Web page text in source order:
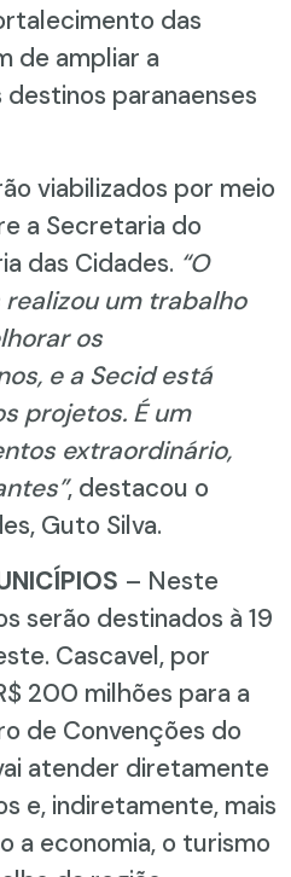
das
de ampliar a
paranaenses
viabilizados por meio
a Secretaria do
das Cidades. “O
um trabalho
os
e a Secid está
projetos. É um
extraordinário,
, destacou o
Guto Silva.
– Neste
serão destinados à 19
Cascavel, por
200 milhões para a
de Convenções do
atender diretamente
e, indiretamente, mais
a economia, o turismo